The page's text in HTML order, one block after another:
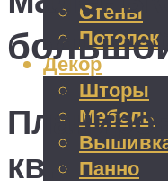
Стены
Потолок
Декор
Шторы
Мебель
Панно
кв.